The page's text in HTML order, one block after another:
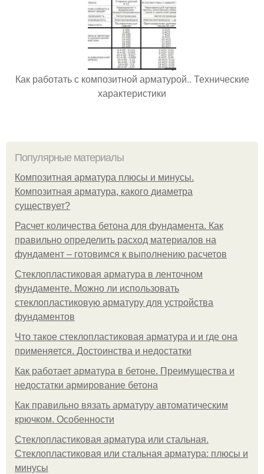
Как работать с композитной арматурой.. Технические
характеристики
Популярные материалы
Композитная арматура плюсы и минусы.
Композитная арматура, какого диаметра
существует?
Расчет количества бетона для фундамента. Как
правильно определить расход материалов на
фундамент – готовимся к выполнению расчетов
Стеклопластиковая арматура в ленточном
фундаменте. Можно ли использовать
стеклопластиковую арматуру для устройства
фундаментов
Что такое стеклопластиковая арматура и и где она
применяется. Достоинства и недостатки
Как работает арматура в бетоне. Преимущества и
недостатки армирование бетона
Как правильно вязать арматуру автоматическим
крючком. Особенности
Стеклопластиковая арматура или стальная.
Стеклопластиковая или стальная арматура: плюсы и
минусы